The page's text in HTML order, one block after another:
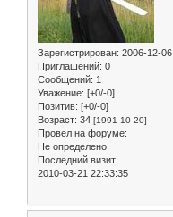
Зарегистрирован: 2006-12-06
Приглашений: 0
Сообщений: 1
Уважение: [+0/-0]
Позитив: [+0/-0]
Возраст: 34 [1991-10-20]
Провел на форуме:
Не определено
Последний визит:
2010-03-21 22:33:35